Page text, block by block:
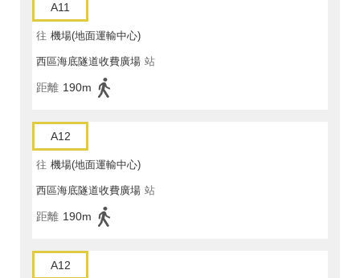
A11
往 機場(地面運輸中心)
西區海底隧道收費廣場 站
距離 190m
A12
往 機場(地面運輸中心)
西區海底隧道收費廣場 站
距離 190m
A12